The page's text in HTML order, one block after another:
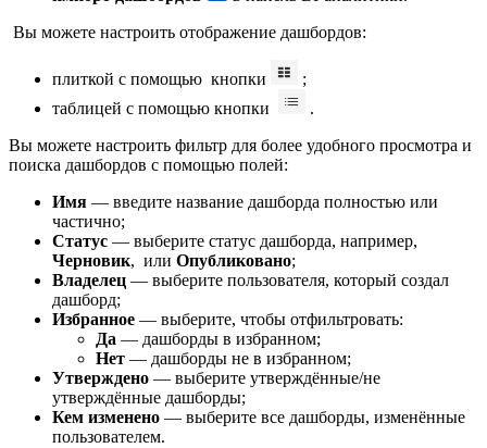
Вы можете настроить отображение дашбордов:
плиткой с помощью кнопки
;
таблицей с помощью кнопки
.
Вы можете настроить фильтр для более удобного просмотра и
поиска дашбордов с помощью полей:
Имя — введите название дашборда полностью или
частично;
Статус — выберите статус дашборда, например,
Черновик, или Опубликовано;
Владелец — выберите пользователя, который создал
дашборд;
Избранное — выберите, чтобы отфильтровать:
Да — дашборды в избранном;
Нет — дашборды не в избранном;
Утверждено — выберите утверждённые/не
утверждённые дашборды;
Кем изменено — выберите все дашборды, изменённые
пользователем.